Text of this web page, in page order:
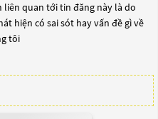
quan tới tin đăng này là do
hiện có sai sót hay vấn đề gì về
tôi